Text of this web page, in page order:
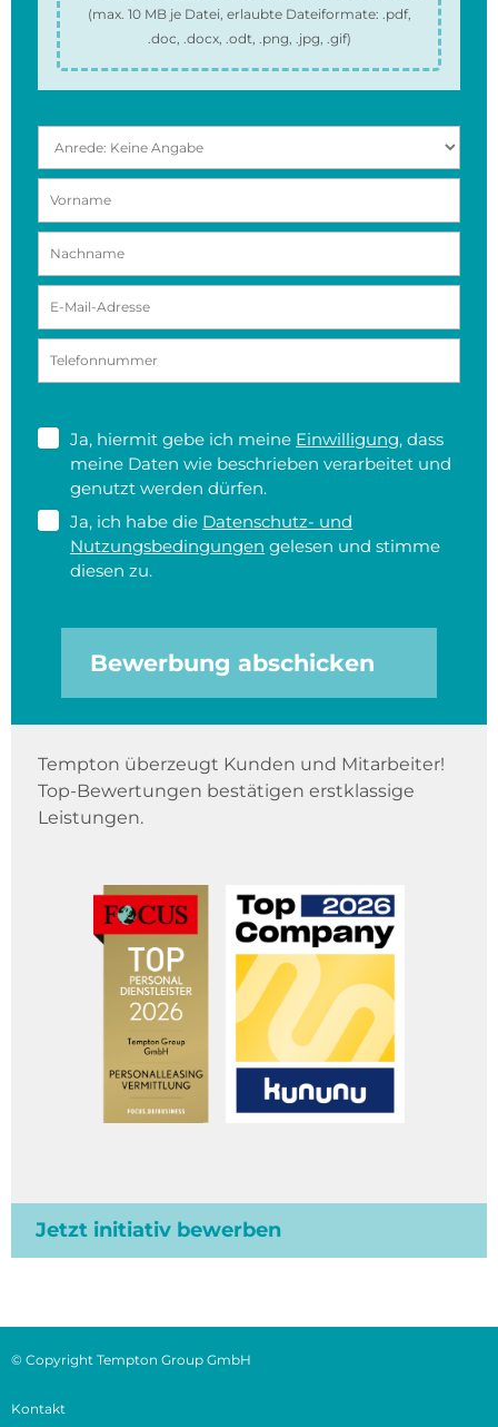
(max. 10 MBje Datei, erlaubte Dateiformate: .pdf,
.doc, .docx, .odt, .png, .jpg, .gif)
Ja, hiermit gebe ich meine Einwilligung, dass
meine Daten wie beschrieben verarbeitet und
genutzt werden dürfen.
Ja, ich habe die Datenschutz- und
Nutzungsbedingungen gelesen und stimme
diesen zu.
Bewerbung abschicken
Tempton überzeugt Kunden und Mitarbeiter!
Top-Bewertungen bestätigen erstklassige
Leistungen.
Jetzt initiativ bewerben
© Copyright Tempton Group GmbH
Kontakt